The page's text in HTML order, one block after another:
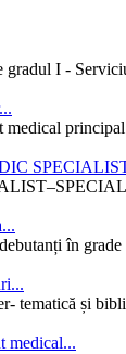
gradul I -
medical
în grade
tematică și
medical...